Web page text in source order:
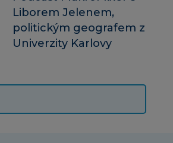
Liborem Jelenem,
politickým geografem z
Univerzity Karlovy